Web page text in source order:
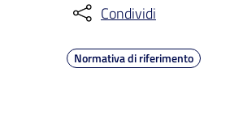
Condividi
Normativa di riferimento